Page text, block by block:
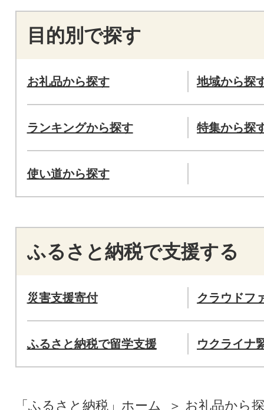
目的別で探す
お礼品から探す 地域から探
ランキングから探す 特集から探
使い道から探す
ふるさと納税で支援する
災害支援寄付 クラウドフ
ふるさと納税で留学支援 ウクライナ
「ふるさと納税」ホーム お礼品から